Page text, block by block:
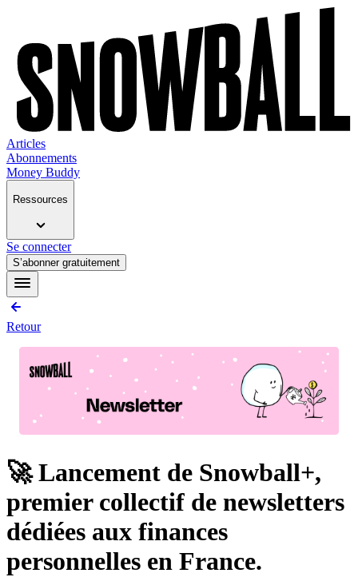
Articles
Abonnements
Money Buddy
Ressources
Se connecter
S’abonner gratuitement
Retour
🚀 Lancement de Snowball+,
premier collectif de newsletters
dédiées aux finances
personnelles en France.